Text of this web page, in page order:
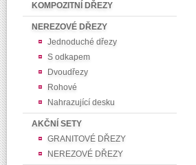
KOMPOZITNÍ DŘEZY
NEREZOVÉ DŘEZY
Jednoduché dřezy
S odkapem
Dvoudřezy
Rohové
Nahrazující desku
AKČNÍ SETY
GRANITOVÉ DŘEZY
NEREZOVÉ DŘEZY